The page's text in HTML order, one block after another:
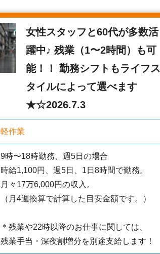
女性スタッフと60代が多数活
躍中♪ 残業（1〜2時間）も可
能！！ 勤務シフトもライフス
タイルによって選べます
★☆2026.7.3
軽作業
9時〜18時勤務、週5日の場合
時給1,100円、週5日、1日8時間で勤務。
月々17万6,000円の収入。
（月4週換算で計算した目安金額です。）
＊残業や22時以降のお仕事に関しては、
残業手当・深夜割増分を別途支給します！